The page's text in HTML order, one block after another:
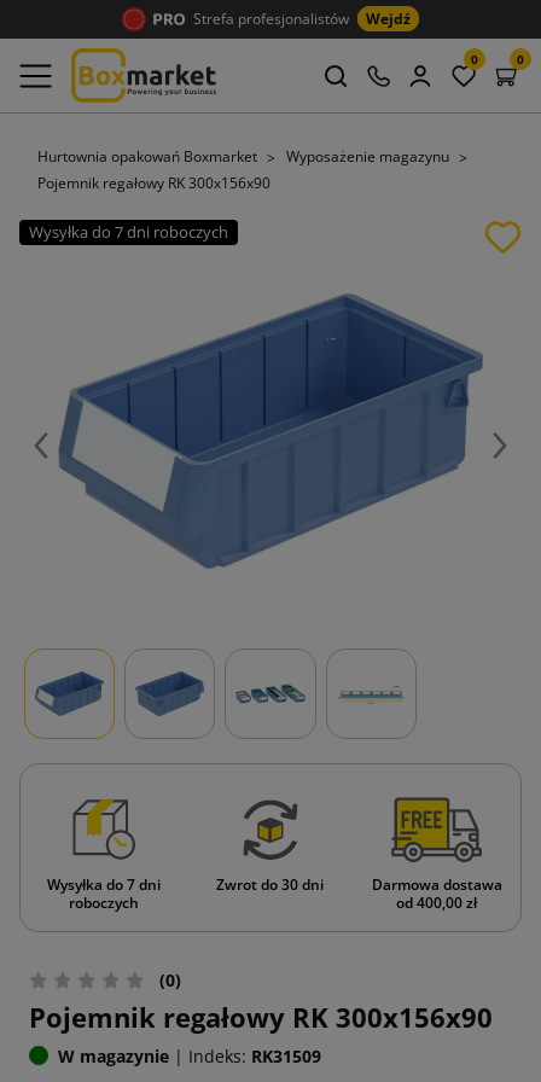
Strefa profesjonalistów Wejdź
0 0
Hurtownia opakowań Boxmarket
Wyposażenie magazynu
Pojemnik regałowy RK 300x156x90
Wysyłka do 7 dni roboczych
Poprzedni
Wysyłka do 7 dni
roboczych
Zwrot do 30 dni
Darmowa dostawa
od 400,00 zł
(0)
Pojemnik regałowy RK 300x156x90
W magazynie | Indeks: RK31509